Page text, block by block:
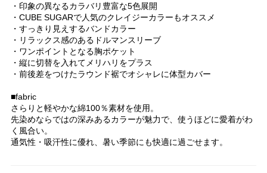
・印象の異なるカラバリ豊富な5色展開
・CUBE SUGARで人気のクレイジーカラーもオススメ
・すっきり見えするバンドカラー
・リラックス感のあるドルマンスリーブ
・ワンポイントとなる胸ポケット
・縦に切替を入れてメリハリをプラス
・前後差をつけたラウンド裾でオシャレに体型カバー
■fabric
さらりと軽やかな綿100％素材を使用。
先染めならではの深みあるカラーが魅力で、使うほどに愛着がわ
く風合い。
通気性・吸汗性に優れ、暑い季節にも快適に過ごせます。